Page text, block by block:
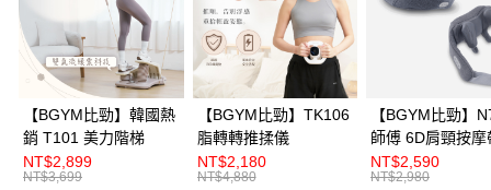
合作金庫商業銀行
第一商業銀行
華南商業銀行
彰化商業銀行
上海商業儲蓄銀行
台北富邦商業銀行
國泰世華商業銀行
兆豐國際商業銀行
臺灣中小企業銀行
台中商業銀行
匯豐（台灣）商業銀行
華泰商業銀行
聯邦商業銀行
遠東國際商業銀行
元大商業銀行
6 期 0 利率 每期 NT$2,133 21家銀行
合作金庫商業銀行
第一商業銀行
華南商業銀行
彰化商業銀行
上海商業儲蓄銀行
台北富邦商業銀行
國泰世華商業銀行
兆豐國際商業銀行
臺灣中小企業銀行
台中商業銀行
匯豐（台灣）商業銀行
華泰商業銀行
聯邦商業銀行
12 期 0 利率 每期 NT$1,066 21家銀行
合作金庫商業銀行
第一商業銀行
華南商業銀行
彰化商業銀行
上海商業儲蓄銀行
台北富邦商業銀行
國泰世華商業銀行
兆豐國際商業銀行
臺灣中小企業銀行
台中商業銀行
LINE Pay
Apple Pay
街口支付
【BGYM比勁】韓國熱
銷 T101 美力階梯
NT$2,899
NT$3,699
【BGYM比勁】TK106
脂轉轉推揉儀
NT$2,180
NT$4,880
【BGYM比勁】
師傅 6D肩頸按摩
NT$2,590
NT$2,980